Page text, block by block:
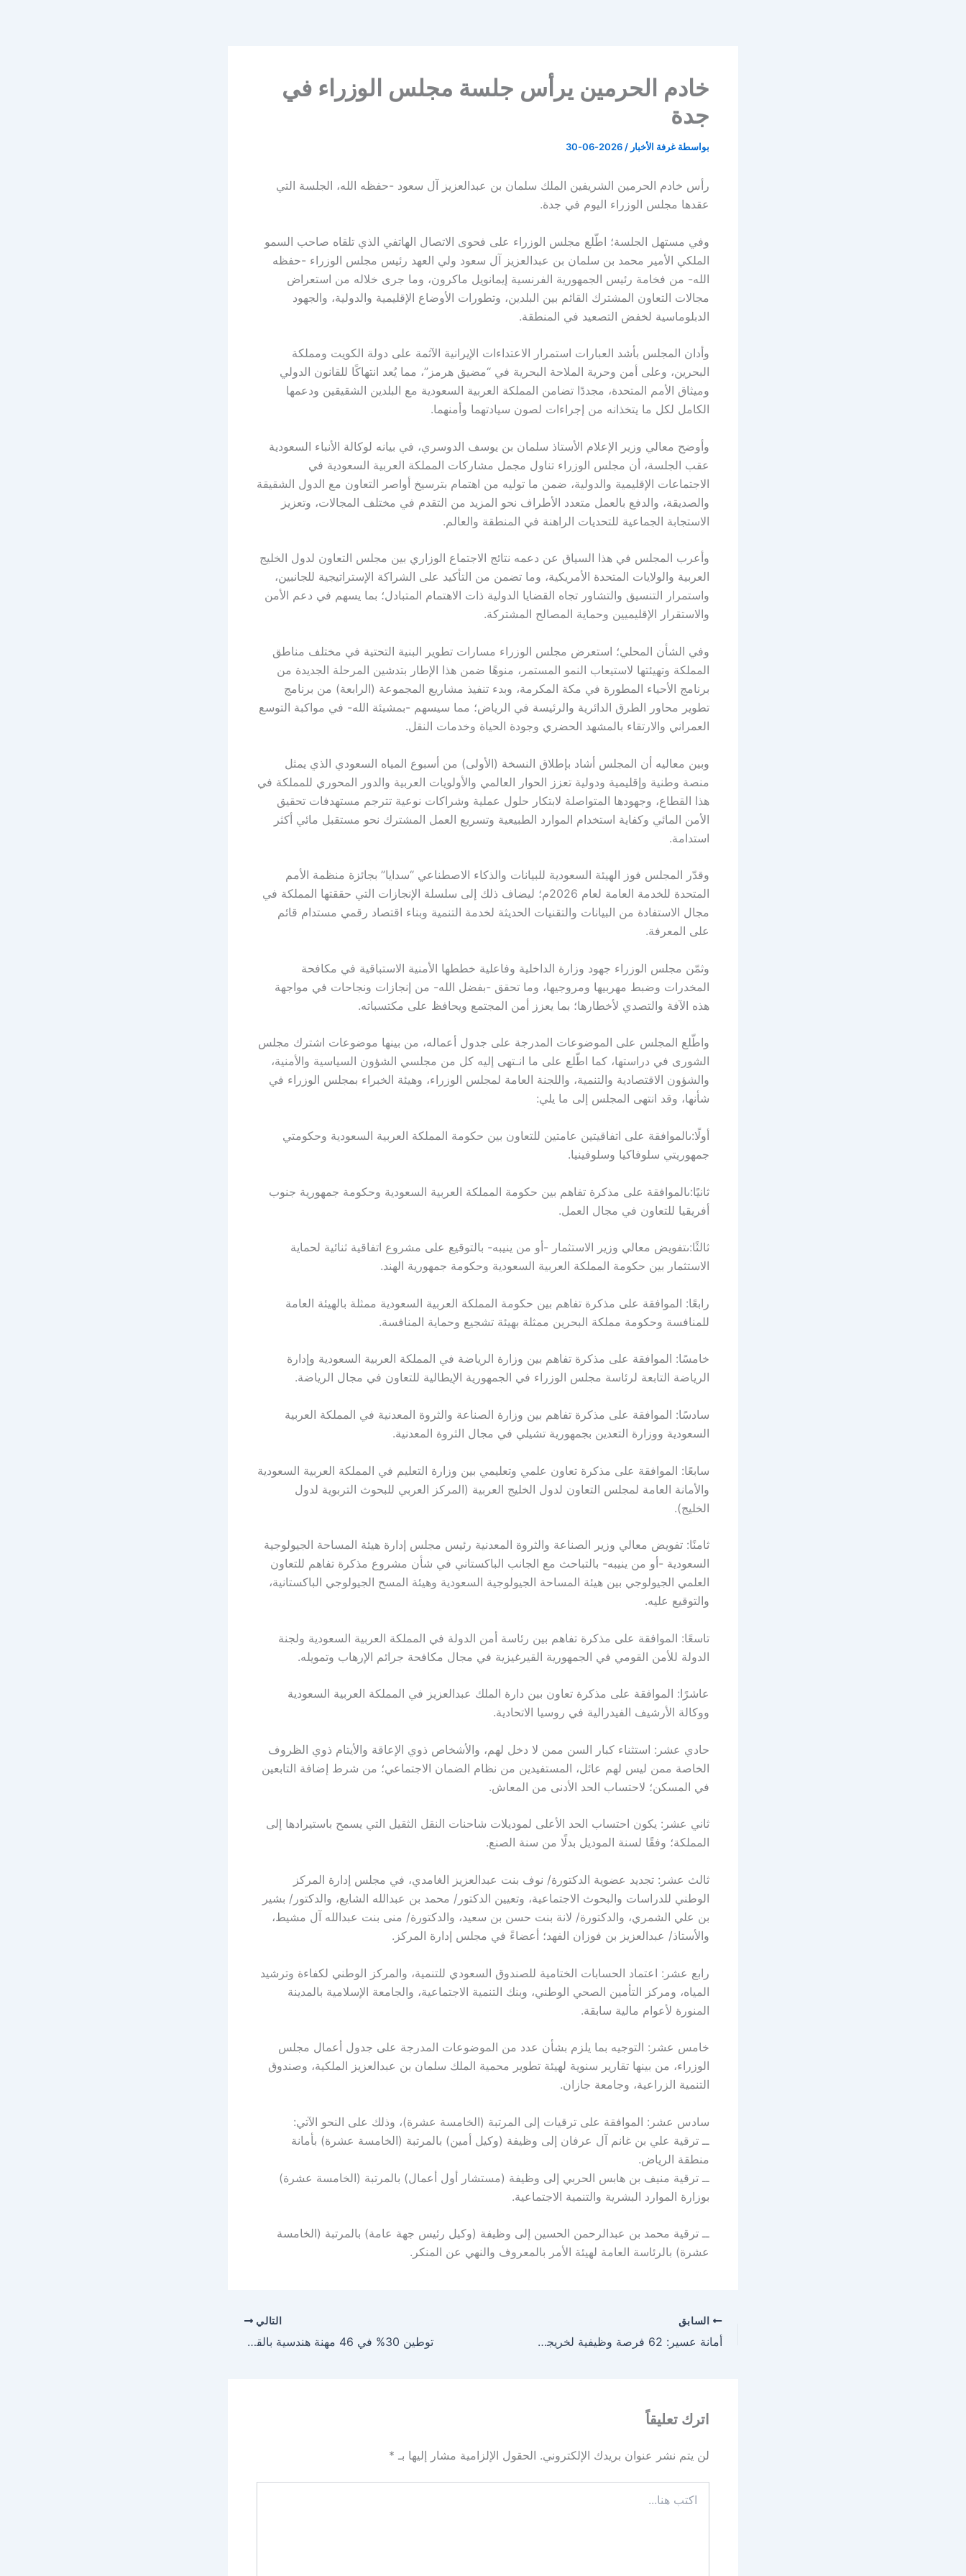
خادم الحرمين يرأس جلسة مجلس الوزراء في
جدة
بواسطة غرفة الأخبار /
2026-06-30
رأس خادم الحرمين الشريفين الملك سلمان بن عبدالعزيز آل سعود -حفظه الله، الجلسة التي
عقدها مجلس الوزراء اليوم في جدة.
وفي مستهل الجلسة؛ اطّلع مجلس الوزراء على فحوى الاتصال الهاتفي الذي تلقاه صاحب السمو
الملكي الأمير محمد بن سلمان بن عبدالعزيز آل سعود ولي العهد رئيس مجلس الوزراء -حفظه
الله- من فخامة رئيس الجمهورية الفرنسية إيمانويل ماكرون، وما جرى خلاله من استعراض
مجالات التعاون المشترك القائم بين البلدين، وتطورات الأوضاع الإقليمية والدولية، والجهود
الدبلوماسية لخفض التصعيد في المنطقة.
وأدان المجلس بأشد العبارات استمرار الاعتداءات الإيرانية الآثمة على دولة الكويت ومملكة
البحرين، وعلى أمن وحرية الملاحة البحرية في “مضيق هرمز”، مما يُعد انتهاكًا للقانون الدولي
وميثاق الأمم المتحدة، مجددًا تضامن المملكة العربية السعودية مع البلدين الشقيقين ودعمها
الكامل لكل ما يتخذانه من إجراءات لصون سيادتهما وأمنهما.
وأوضح معالي وزير الإعلام الأستاذ سلمان بن يوسف الدوسري، في بيانه لوكالة الأنباء السعودية
عقب الجلسة، أن مجلس الوزراء تناول مجمل مشاركات المملكة العربية السعودية في
الاجتماعات الإقليمية والدولية، ضمن ما توليه من اهتمام بترسيخ أواصر التعاون مع الدول الشقيقة
والصديقة، والدفع بالعمل متعدد الأطراف نحو المزيد من التقدم في مختلف المجالات، وتعزيز
الاستجابة الجماعية للتحديات الراهنة في المنطقة والعالم.
وأعرب المجلس في هذا السياق عن دعمه نتائج الاجتماع الوزاري بين مجلس التعاون لدول الخليج
العربية والولايات المتحدة الأمريكية، وما تضمن من التأكيد على الشراكة الإستراتيجية للجانبين،
واستمرار التنسيق والتشاور تجاه القضايا الدولية ذات الاهتمام المتبادل؛ بما يسهم في دعم الأمن
والاستقرار الإقليميين وحماية المصالح المشتركة.
وفي الشأن المحلي؛ استعرض مجلس الوزراء مسارات تطوير البنية التحتية في مختلف مناطق
المملكة وتهيئتها لاستيعاب النمو المستمر، منوهًا ضمن هذا الإطار بتدشين المرحلة الجديدة من
برنامج الأحياء المطورة في مكة المكرمة، وبدء تنفيذ مشاريع المجموعة (الرابعة) من برنامج
تطوير محاور الطرق الدائرية والرئيسة في الرياض؛ مما سيسهم -بمشيئة الله- في مواكبة التوسع
العمراني والارتقاء بالمشهد الحضري وجودة الحياة وخدمات النقل.
وبين معاليه أن المجلس أشاد بإطلاق النسخة (الأولى) من أسبوع المياه السعودي الذي يمثل
منصة وطنية وإقليمية ودولية تعزز الحوار العالمي والأولويات العربية والدور المحوري للمملكة في
هذا القطاع، وجهودها المتواصلة لابتكار حلول عملية وشراكات نوعية تترجم مستهدفات تحقيق
الأمن المائي وكفاية استخدام الموارد الطبيعية وتسريع العمل المشترك نحو مستقبل مائي أكثر
استدامة.
وقدّر المجلس فوز الهيئة السعودية للبيانات والذكاء الاصطناعي “سدايا” بجائزة منظمة الأمم
المتحدة للخدمة العامة لعام 2026م؛ ليضاف ذلك إلى سلسلة الإنجازات التي حققتها المملكة في
مجال الاستفادة من البيانات والتقنيات الحديثة لخدمة التنمية وبناء اقتصاد رقمي مستدام قائم
على المعرفة.
وثمّن مجلس الوزراء جهود وزارة الداخلية وفاعلية خططها الأمنية الاستباقية في مكافحة
المخدرات وضبط مهربيها ومروجيها، وما تحقق -بفضل الله- من إنجازات ونجاحات في مواجهة
هذه الآفة والتصدي لأخطارها؛ بما يعزز أمن المجتمع ويحافظ على مكتسباته.
واطّلع المجلس على الموضوعات المدرجة على جدول أعماله، من بينها موضوعات اشترك مجلس
الشورى في دراستها، كما اطّلع على ما انـتهى إليه كل من مجلسي الشؤون السياسية والأمنية،
والشؤون الاقتصادية والتنمية، واللجنة العامة لمجلس الوزراء، وهيئة الخبراء بمجلس الوزراء في
شأنها، وقد انتهى المجلس إلى ما يلي:
أولًا:ىالموافقة على اتفاقيتين عامتين للتعاون بين حكومة المملكة العربية السعودية وحكومتي
جمهوريتي سلوفاكيا وسلوفينيا.
ثانيًا:ىالموافقة على مذكرة تفاهم بين حكومة المملكة العربية السعودية وحكومة جمهورية جنوب
أفريقيا للتعاون في مجال العمل.
ثالثًا:ىتفويض معالي وزير الاستثمار -أو من ينيبه- بالتوقيع على مشروع اتفاقية ثنائية لحماية
الاستثمار بين حكومة المملكة العربية السعودية وحكومة جمهورية الهند.
رابعًا: الموافقة على مذكرة تفاهم بين حكومة المملكة العربية السعودية ممثلة بالهيئة العامة
للمنافسة وحكومة مملكة البحرين ممثلة بهيئة تشجيع وحماية المنافسة.
خامسًا: الموافقة على مذكرة تفاهم بين وزارة الرياضة في المملكة العربية السعودية وإدارة
الرياضة التابعة لرئاسة مجلس الوزراء في الجمهورية الإيطالية للتعاون في مجال الرياضة.
سادسًا: الموافقة على مذكرة تفاهم بين وزارة الصناعة والثروة المعدنية في المملكة العربية
السعودية ووزارة التعدين بجمهورية تشيلي في مجال الثروة المعدنية.
سابعًا: الموافقة على مذكرة تعاون علمي وتعليمي بين وزارة التعليم في المملكة العربية السعودية
والأمانة العامة لمجلس التعاون لدول الخليج العربية (المركز العربي للبحوث التربوية لدول
الخليج).
ثامنًا: تفويض معالي وزير الصناعة والثروة المعدنية رئيس مجلس إدارة هيئة المساحة الجيولوجية
السعودية -أو من ينيبه- بالتباحث مع الجانب الباكستاني في شأن مشروع مذكرة تفاهم للتعاون
العلمي الجيولوجي بين هيئة المساحة الجيولوجية السعودية وهيئة المسح الجيولوجي الباكستانية،
والتوقيع عليه.
تاسعًا: الموافقة على مذكرة تفاهم بين رئاسة أمن الدولة في المملكة العربية السعودية ولجنة
الدولة للأمن القومي في الجمهورية القيرغيزية في مجال مكافحة جرائم الإرهاب وتمويله.
عاشرًا: الموافقة على مذكرة تعاون بين دارة الملك عبدالعزيز في المملكة العربية السعودية
ووكالة الأرشيف الفيدرالية في روسيا الاتحادية.
حادي عشر: استثناء كبار السن ممن لا دخل لهم، والأشخاص ذوي الإعاقة والأيتام ذوي الظروف
الخاصة ممن ليس لهم عائل، المستفيدين من نظام الضمان الاجتماعي؛ من شرط إضافة التابعين
في المسكن؛ لاحتساب الحد الأدنى من المعاش.
ثاني عشر: يكون احتساب الحد الأعلى لموديلات شاحنات النقل الثقيل التي يسمح باستيرادها إلى
المملكة؛ وفقًا لسنة الموديل بدلًا من سنة الصنع.
ثالث عشر: تجديد عضوية الدكتورة/ نوف بنت عبدالعزيز الغامدي، في مجلس إدارة المركز
الوطني للدراسات والبحوث الاجتماعية، وتعيين الدكتور/ محمد بن عبدالله الشايع، والدكتور/ بشير
بن علي الشمري، والدكتورة/ لانة بنت حسن بن سعيد، والدكتورة/ منى بنت عبدالله آل مشيط،
والأستاذ/ عبدالعزيز بن فوزان الفهد؛ أعضاءً في مجلس إدارة المركز.
رابع عشر: اعتماد الحسابات الختامية للصندوق السعودي للتنمية، والمركز الوطني لكفاءة وترشيد
المياه، ومركز التأمين الصحي الوطني، وبنك التنمية الاجتماعية، والجامعة الإسلامية بالمدينة
المنورة لأعوام مالية سابقة.
خامس عشر: التوجيه بما يلزم بشأن عدد من الموضوعات المدرجة على جدول أعمال مجلس
الوزراء، من بينها تقارير سنوية لهيئة تطوير محمية الملك سلمان بن عبدالعزيز الملكية، وصندوق
التنمية الزراعية، وجامعة جازان.
سادس عشر: الموافقة على ترقيات إلى المرتبة (الخامسة عشرة)، وذلك على النحو الآتي:
ــ ترقية علي بن غانم آل عرفان إلى وظيفة (وكيل أمين) بالمرتبة (الخامسة عشرة) بأمانة
منطقة الرياض.
ــ ترقية منيف بن هابس الحربي إلى وظيفة (مستشار أول أعمال) بالمرتبة (الخامسة عشرة)
بوزارة الموارد البشرية والتنمية الاجتماعية.
ــ ترقية محمد بن عبدالرحمن الحسين إلى وظيفة (وكيل رئيس جهة عامة) بالمرتبة (الخامسة
عشرة) بالرئاسة العامة لهيئة الأمر بالمعروف والنهي عن المنكر.
السابق
أمانة عسير: 62 فرصة وظيفية لخريجي برنامج التدريب التطوعي
التالي
توطين 30% في 46 مهنة هندسية بالقطاع الخاص
اترك تعليقاً
لن يتم نشر عنوان بريدك الإلكتروني. الحقول الإلزامية مشار إليها بـ *
هنا...